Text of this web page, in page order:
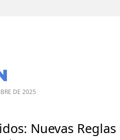
DE 2025
Nuevas